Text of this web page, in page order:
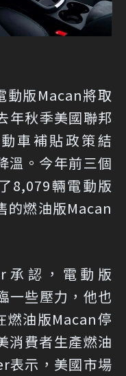
動版Macan將取
年秋季美國聯邦
車補貼政策結
溫。今年前三個
8,079輛電動版
的燃油版Macan
承認，電動版
一些壓力，他也
燃油版Macan停
消費者生產燃油
表示，美國市場